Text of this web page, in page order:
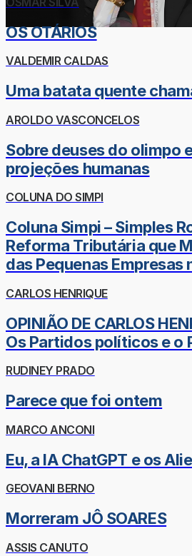
OS OTÁRIOS
VALDEMIR CALDAS
Uma batata quente
AROLDO VASCONCELOS
Sobre deuses do olimpo
projeções humanas
COLUNA DO SIMPI
Coluna Simpi – Simples
Reforma Tributária que
das Pequenas Empresas
CARLOS HENRIQUE
OPINIÃO DE CARLOS
Os Partidos políticos e o
RUDINEY PRADO
Parece que foi ontem
MARCO ANCONI
Eu, a IA ChatGPT e os
GEOVANI BERNO
Morreram JÔ SOARES
ASSIS CANUTO